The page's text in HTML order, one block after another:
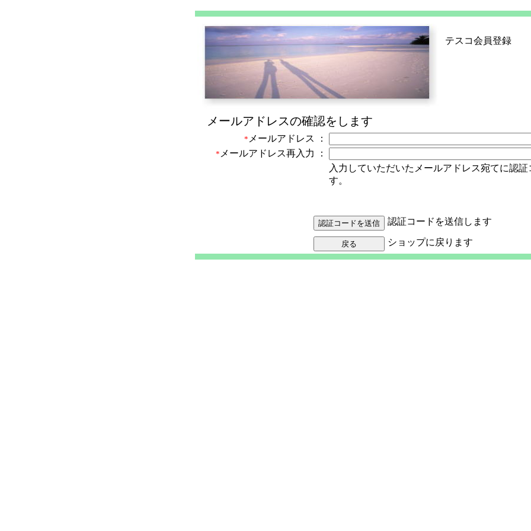
テスコ会員登録
メールアドレスの確認をします
* メールアドレス ：
* メールアドレス再入力
：
入力していただいたメールアドレス宛てに認証
す。
認証コードを送信します
ショップに戻ります